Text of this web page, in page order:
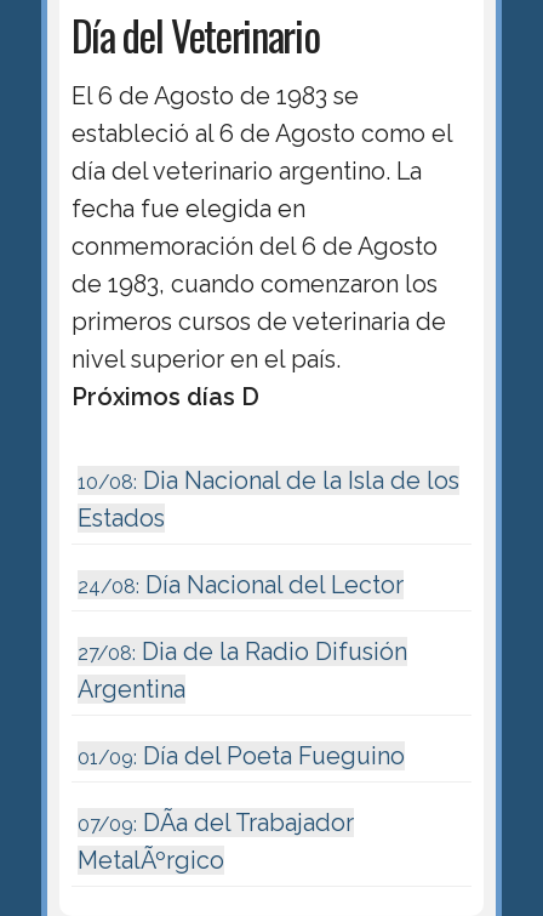
Día del Veterinario
El 6 de Agosto de 1983 se
estableció al 6 de Agosto como el
día del veterinario argentino. La
fecha fue elegida en
conmemoración del 6 de Agosto
de 1983, cuando comenzaron los
primeros cursos de veterinaria de
nivel superior en el país.
Próximos días D
10/08: Dia Nacional de la Isla de los
Estados
24/08: Día Nacional del Lector
27/08: Dia de la Radio Difusión
Argentina
01/09: Día del Poeta Fueguino
07/09: DÃ­a del Trabajador
MetalÃºrgico